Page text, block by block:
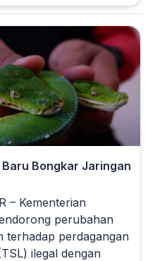
Bongkar Jaringan
– Kementerian
perubahan
terhadap perdagangan
ilegal dengan